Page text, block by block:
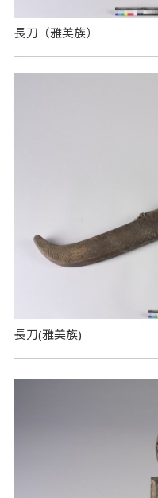
長刀（雅美族）
長刀(雅美族)